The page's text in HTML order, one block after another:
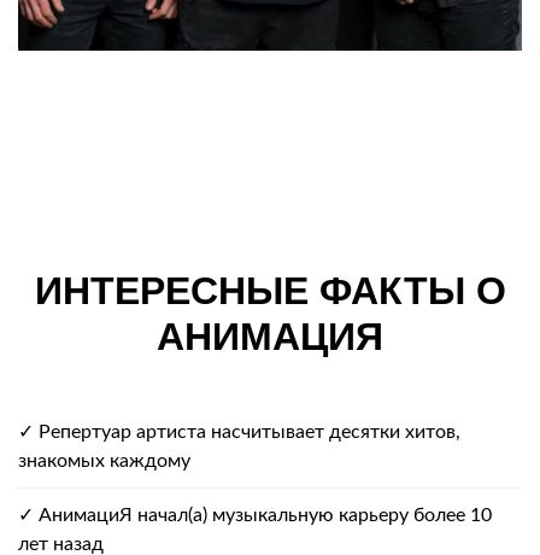
ИНТЕРЕСНЫЕ ФАКТЫ О
АНИМАЦИЯ
✓ Репертуар артиста насчитывает десятки хитов,
знакомых каждому
✓ АнимациЯ начал(а) музыкальную карьеру более 10
лет назад